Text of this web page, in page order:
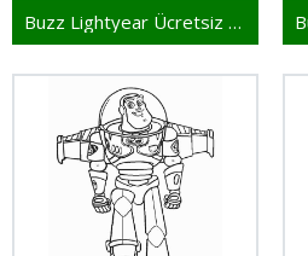
Buzz Lightyear Ücretsiz Yazdırılabilir